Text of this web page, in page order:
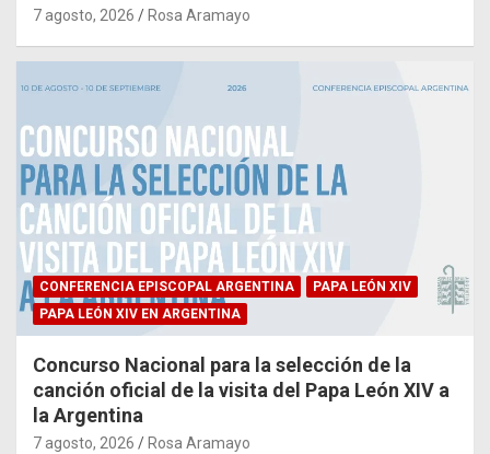
7 agosto, 2026 Rosa Aramayo
CONFERENCIA EPISCOPAL ARGENTINA
PAPA LEÓN XIV
PAPA LEÓN XIV EN ARGENTINA
Concurso Nacional para la selección de la
canción oficial de la visita del Papa León XIV a
la Argentina
7 agosto, 2026 Rosa Aramayo